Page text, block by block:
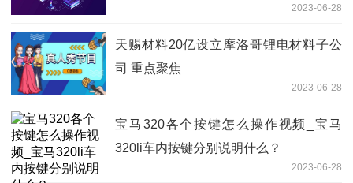
2023-06-28
天赐材料20亿设立摩洛哥锂电材料子公
司 重点聚焦
2023-06-28
宝马320各个按键怎么操作视频_宝马
320li车内按键分别说明什么？
2023-06-28